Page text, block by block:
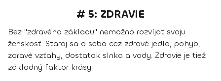
# 5: ZDRAVIE
Bez "zdravého základu" nemožno rozvíjať svoju
ženskosť. Staraj sa o seba cez zdravé jedlo, pohyb,
zdravé vzťahy, dostatok slnka a vody. Zdravie je tiež
základný faktor krásy.